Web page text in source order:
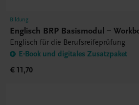
Bildung
Englisch BRP Basismodul –
Englisch für die Berufsreifeprüfung
E-Book und digitales Zusatzpaket
€ 11,70